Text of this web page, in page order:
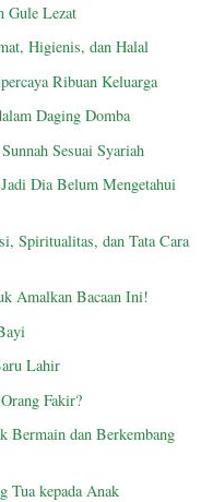
Gule Lezat
Higienis, dan Halal
Ribuan Keluarga
Daging Domba
Sesuai Syariah
Dia Belum Mengetahui
Spiritualitas, dan Tata Cara
Amalkan Bacaan Ini!
Lahir
Fakir?
Bermain dan Berkembang
Tua kepada Anak